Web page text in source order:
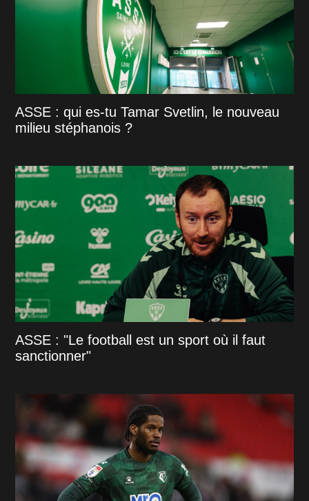
ASSE : qui es-tu Tamar Svetlin, le nouveau
milieu stéphanois ?
ASSE : "Le football est un sport où il faut
sanctionner"